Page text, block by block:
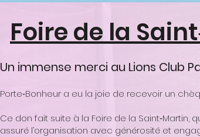
Foire de la
Un immense merci au Lions Club
Porte‑Bonheur a eu la joie de recevoir un
Ce don fait suite à la Foire de la Saint‑Martin,
assuré l’organisation avec générosité et